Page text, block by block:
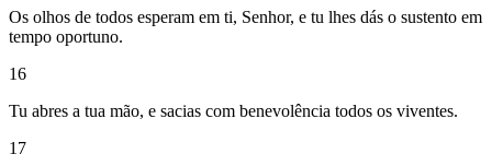
Os olhos de todos esperam em ti, Senhor, e tu lhes dás o sustento em
tempo oportuno.
16
Tu abres a tua mão, e sacias com benevolência todos os viventes.
17